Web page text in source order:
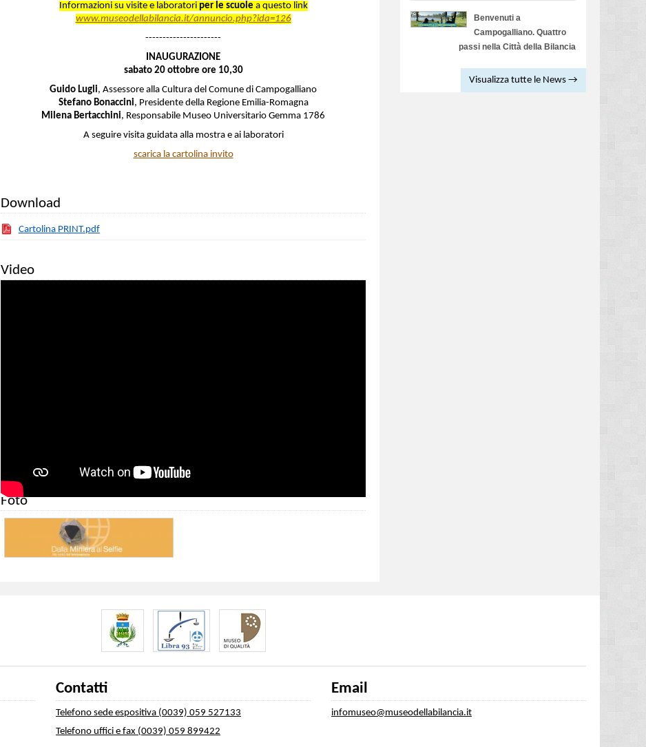
Informazioni su visite e laboratori per le scuole a questo link
www.museodellabilancia.it/annuncio.php?ida=126
----------------------
INAUGURAZIONE
sabato 20 ottobre ore 10,30
Guido Lugli, Assessore alla Cultura del Comune di Campogalliano
Stefano Bonaccini, Presidente della Regione Emilia-Romagna
Milena Bertacchini, Responsabile Museo Universitario Gemma 1786
A seguire visita guidata alla mostra e ai laboratori
scarica la cartolina invito
Download
Cartolina PRINT.pdf
Video
Foto
Benvenuti a
Campogalliano. Quattro
passi nella Città della Bilancia
Visualizza tutte le News →
Contatti
Telefono sede espositiva (0039) 059 527133
Telefono uffici e fax (0039) 059 899422
Email
infomuseo@museodellabilancia.it